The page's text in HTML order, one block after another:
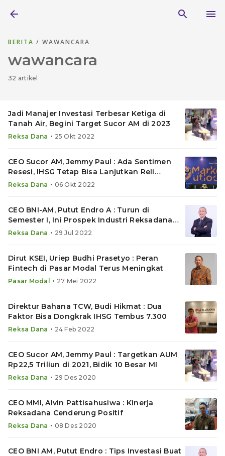
BERITA / WAWANCARA
wawancara
32 artikel
Jadi Manajer Investasi Terbesar Ketiga di
Tanah Air, Begini Target Sucor AM di 2023
Reksa Dana • 25 Okt 2022
CEO Sucor AM, Jemmy Paul : Ada Sentimen
Resesi, IHSG Tetap Bisa Lanjutkan Reli
hingga Akhir 2022
Reksa Dana • 06 Okt 2022
CEO BNI-AM, Putut Endro A : Turun di
Semester I, Ini Prospek Industri Reksadana
Hingga Akhir 2022
Reksa Dana • 29 Jul 2022
Dirut KSEI, Uriep Budhi Prasetyo : Peran
Fintech di Pasar Modal Terus Meningkat
Pasar Modal • 27 Mei 2022
Direktur Bahana TCW, Budi Hikmat : Dua
Faktor Bisa Dongkrak IHSG Tembus 7.300
Reksa Dana • 24 Feb 2022
CEO Sucor AM, Jemmy Paul : Targetkan AUM
Rp22,5 Triliun di 2021, Bidik 10 Besar MI
Reksa Dana • 29 Des 2020
CEO MMI, Alvin Pattisahusiwa : Kinerja
Reksadana Cenderung Positif
Reksa Dana • 08 Des 2020
CEO BNI AM, Putut Endro : Tips Investasi Buat